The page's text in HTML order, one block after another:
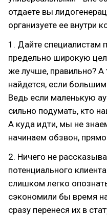
отдаете вы
организуете ее внутри
1. Дайте специалистам
предельно широкую
же лучше, правильно? А
найдется, если
Ведь если маленькую
сильно подумать, кто
А куда идти, мы не
начинаем обзвон,
2. Ничего не
потенциального
слишком легко
сэкономили бы время
сразу перенеся их в